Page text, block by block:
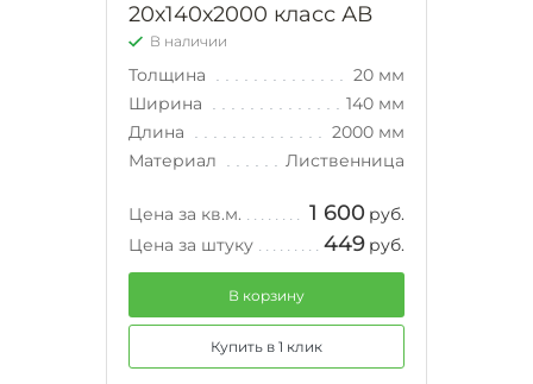
20х140х2000 класс АВ
В наличии
Толщина
20 мм
Ширина
140 мм
Длина
2000 мм
Материал
Лиственница
Цена за кв.м. 1 600 руб.
Цена за штуку
449 руб.
В корзину
Купить в 1 клик